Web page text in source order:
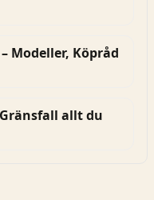
Modeller, Köpråd
Gränsfall allt du